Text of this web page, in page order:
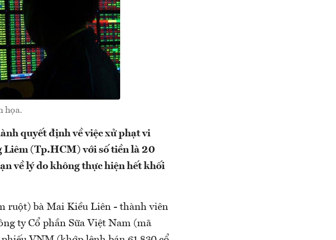
họa.
quyết định về việc xử phạt vi
Liêm (Tp.HCM) với số tiền là 20
về lý do không thực hiện hết khối
ruột) bà Mai Kiều Liên - thành viên
ty Cổ phần Sữa Việt Nam (mã